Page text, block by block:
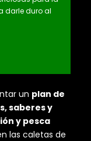
darle duro al
un plan de
saberes y
y pesca
las caletas de